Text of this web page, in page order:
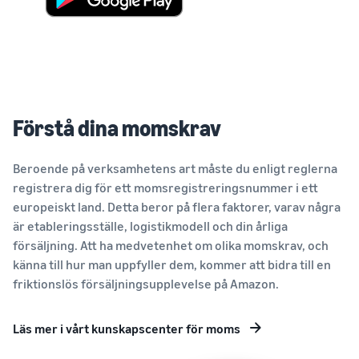
Förstå dina momskrav
Beroende på verksamhetens art måste du enligt reglerna
registrera dig för ett momsregistreringsnummer i ett
europeiskt land. Detta beror på flera faktorer, varav några
är etableringsställe, logistikmodell och din årliga
försäljning. Att ha medvetenhet om olika momskrav, och
känna till hur man uppfyller dem, kommer att bidra till en
friktionslös försäljningsupplevelse på Amazon.
Läs mer i vårt kunskapscenter för moms